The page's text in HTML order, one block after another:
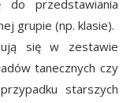
do przedstawiania
grupie (np. klasie).
się w zestawie
tanecznych czy
starszych